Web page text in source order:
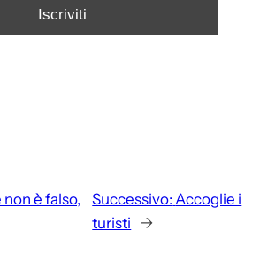
non è falso,
Successivo: Accoglie i
turisti
→